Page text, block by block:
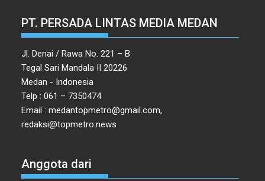
PT. PERSADA LINTAS MEDIA MEDAN
Jl. Denai / Rawa No. 221 – B
Tegal Sari Mandala II 20226
Medan - Indonesia
Telp : 061 – 7350474
Email : medantopmetro@gmail.com,
redaksi@topmetro.news
Anggota dari